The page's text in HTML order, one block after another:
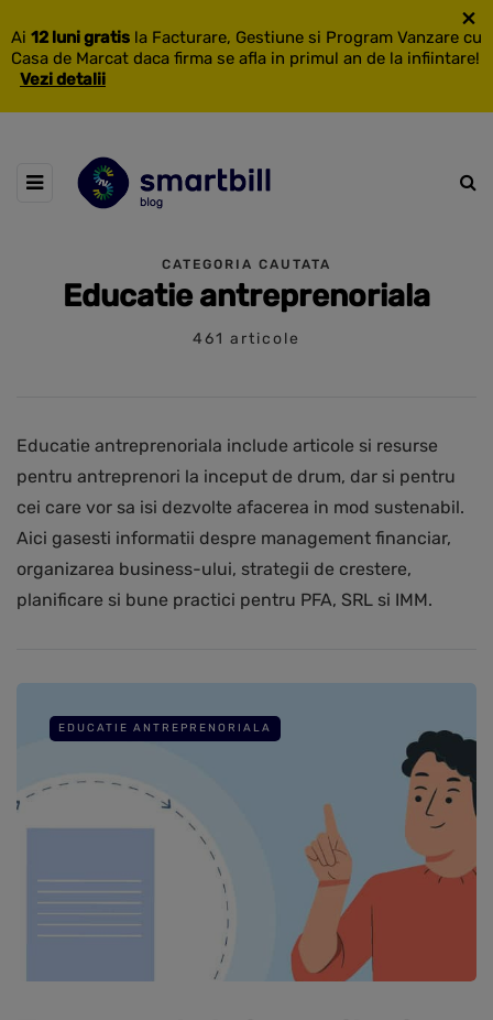
Ai 12 luni gratis la Facturare, Gestiune si Program Vanzare cu
Casa de Marcat daca firma se afla in primul an de la infiintare!
Vezi detalii
×
CATEGORIA CAUTATA
Educatie antreprenoriala
461 articole
Educatie antreprenoriala include articole si resurse
pentru antreprenori la inceput de drum, dar si pentru
cei care vor sa isi dezvolte afacerea in mod sustenabil.
Aici gasesti informatii despre management financiar,
organizarea business-ului, strategii de crestere,
planificare si bune practici pentru PFA, SRL si IMM.
EDUCATIE ANTREPRENORIALA